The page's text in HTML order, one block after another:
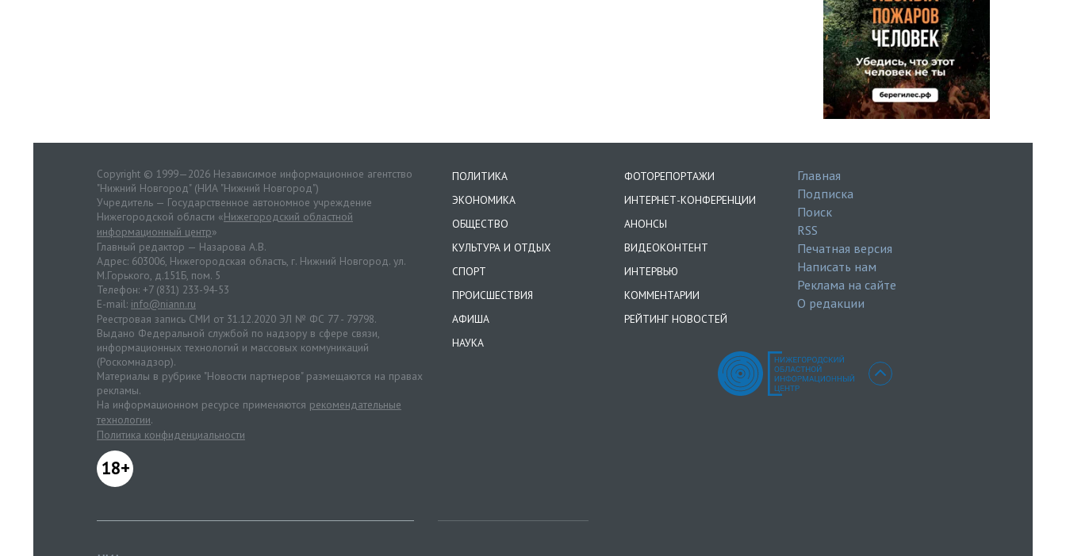
Copyright © 1999—2026 Независимое информационное агентство
"Нижний Новгород" (НИА "Нижний Новгород")
Учредитель — Государственное автономное учреждение
Нижегородской области «Нижегородский областной
информационный центр»
Главный редактор — Назарова А.В.
Адрес: 603006, Нижегородская область, г. Нижний Новгород. ул.
М.Горького, д.151Б, пом. 5
Телефон: +7 (831) 233-94-53
E-mail: info@niann.ru
Реестровая запись СМИ от 31.12.2020 ЭЛ № ФС 77 - 79798.
Выдано Федеральной службой по надзору в сфере связи,
информационных технологий и массовых коммуникаций
(Роскомнадзор).
Материалы в рубрике "Новости партнеров" размещаются на правах
рекламы.
На информационном ресурсе применяются рекомендательные
технологии.
Политика конфиденциальности
18+
ПОЛИТИКА
ЭКОНОМИКА
ОБЩЕСТВО
КУЛЬТУРА И ОТДЫХ
СПОРТ
ПРОИСШЕСТВИЯ
АФИША
НАУКА
ФОТОРЕПОРТАЖИ
ИНТЕРНЕТ-КОНФЕРЕНЦИИ
АНОНСЫ
ВИДЕОКОНТЕНТ
ИНТЕРВЬЮ
КОММЕНТАРИИ
РЕЙТИНГ НОВОСТЕЙ
Главная
Подписка
Поиск
RSS
Печатная версия
Написать нам
Реклама на сайте
О редакции